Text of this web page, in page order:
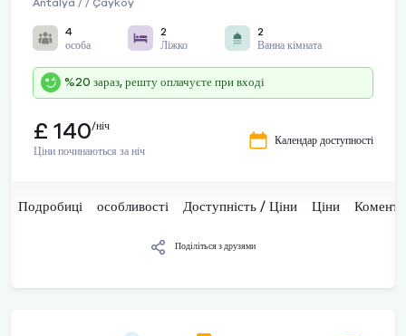
Antalya / / Çayköy
4
особа
2
Ліжко
2
Ванна кімната
%20 зараз, решту оплачуєте при вході
£ 140/ніч
Ціни починаються за ніч
Календар доступності
Подробиці особливості Доступність / Ціни Ціни
Поділіться з друзями